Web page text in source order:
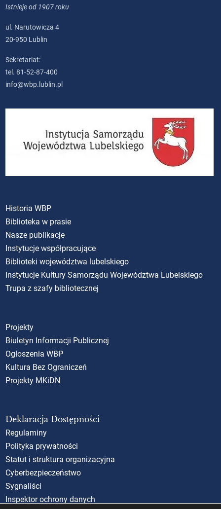
Istnieje od 1907 roku
ul. Narutowicza 4
20-950 Lublin
Sekretariat:
tel. 81-52-87-400
info@wbp.lublin.pl
Historia WBP
Biblioteka w prasie
Nasze publikacje
Instytucje współpracujące
Biblioteki województwa lubelskiego
Instytucje Kultury Samorządu Województwa Lubelskiego
Trupa z szafy bibliotecznej
Projekty
Biuletyn Informacji Publicznej
Ogłoszenia WBP
Kultura Bez Ograniczeń
Projekty MKiDN
Deklaracja Dostępności
Regulaminy
Polityka prywatności
Statut i struktura organizacyjna
Cyberbezpieczeństwo
Sygnaliści
Inspektor ochrony danych